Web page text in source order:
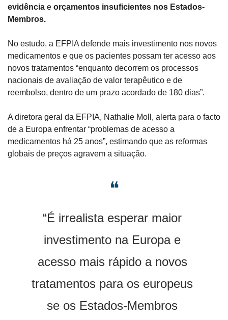
evidência e orçamentos insuficientes nos Estados-
Membros.
No estudo, a EFPIA defende mais investimento nos novos
medicamentos e que os pacientes possam ter acesso aos
novos tratamentos “enquanto decorrem os processos
nacionais de avaliação de valor terapêutico e de
reembolso, dentro de um prazo acordado de 180 dias”.
A diretora geral da EFPIA, Nathalie Moll, alerta para o facto
de a Europa enfrentar “problemas de acesso a
medicamentos há 25 anos”, estimando que as reformas
globais de preços agravem a situação.
❝
“É irrealista esperar maior
investimento na Europa e
acesso mais rápido a novos
tratamentos para os europeus
se os Estados-Membros